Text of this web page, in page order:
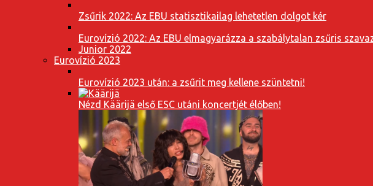
Zsűrik 2022: Az EBU statisztikailag lehetetlen dolgot kér
Eurovízió 2022: Az EBU elmagyarázza a szabálytalan zsűris
Junior 2022
Eurovízió 2023
Eurovízió 2023 után: a zsűrit meg kellene szüntetni!
Nézd Käärijä első ESC utáni koncertjét élőben!